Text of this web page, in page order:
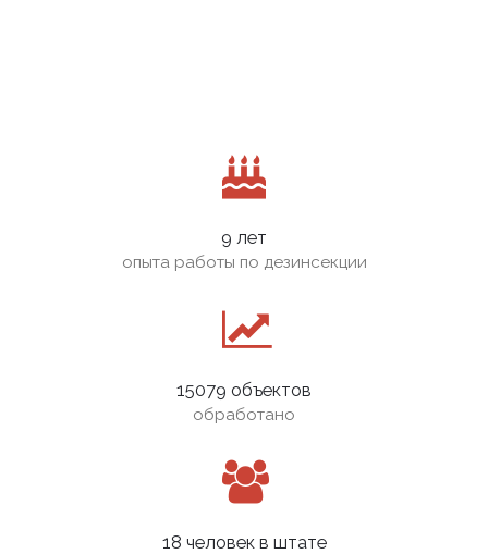
9 лет
опыта работы по дезинсекции
15079 объектов
обработано
18 человек в штате